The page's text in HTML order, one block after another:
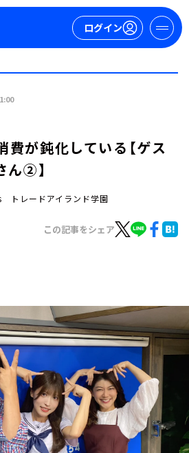
ログイン
費が鈍化している【ゲス
ん②】
トレードアイランド学園
この記事をシェア